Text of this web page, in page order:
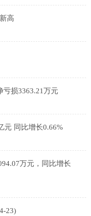
高
亏损3363.21万元
元 同比增长0.66%
万元，同比增长
23)